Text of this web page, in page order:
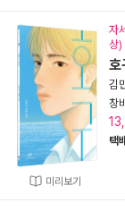
미리보기
자
상)
호
김
창비
택